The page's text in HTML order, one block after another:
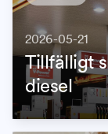
2026-05-21
Tillfälligt
diesel